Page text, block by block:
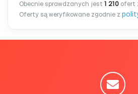
Obecnie sprawdzanych jest 1 210 ofert
Oferty są weryfikowane zgodnie z